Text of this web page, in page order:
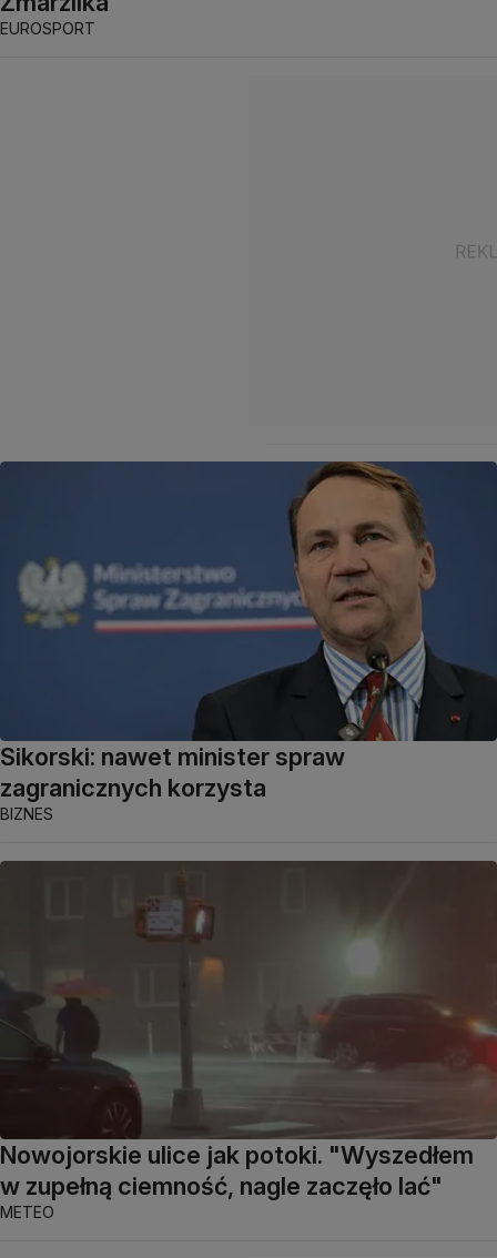
EUROSPORT
Sikorski: nawet minister spraw
zagranicznych korzysta
BIZNES
Nowojorskie ulice jak potoki. "Wyszedłem
w zupełną ciemność, nagle zaczęło lać"
METEO